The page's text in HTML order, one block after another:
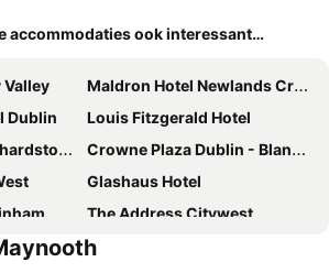
accommodaties ook interessant…
Valley
Maldron Hotel Newlands Cross
Dublin
Louis Fitzgerald Hotel
Crowne Plaza Dublin - Blanchardstown by IHG
Glashaus Hotel
The Address Citywest
West County Hotel